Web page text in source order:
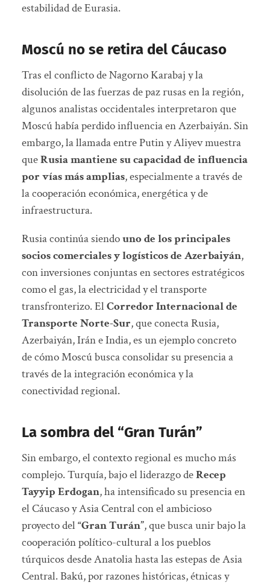
estabilidad de Eurasia.
Moscú no se retira del Cáucaso
Tras el conflicto de Nagorno Karabaj y la
disolución de las fuerzas de paz rusas en la región,
algunos analistas occidentales interpretaron que
Moscú había perdido influencia en Azerbaiyán. Sin
embargo, la llamada entre Putin y Aliyev muestra
queRusia mantiene su capacidad de influencia
por vías más amplias, especialmente a través de
la cooperación económica, energética y de
infraestructura.
Rusia continúa siendouno de los principales
socios comerciales y logísticos de Azerbaiyán,
con inversiones conjuntas en sectores estratégicos
como el gas, la electricidad y el transporte
transfronterizo. ElCorredor Internacional de
Transporte Norte-Sur, que conecta Rusia,
Azerbaiyán, Irán e India, es un ejemplo concreto
de cómo Moscú busca consolidar su presencia a
través de la integración económica y la
conectividad regional.
La sombra del “Gran Turán”
Sin embargo, el contexto regional es mucho más
complejo. Turquía, bajo el liderazgo deRecep
Tayyip Erdogan, ha intensificado su presencia en
el Cáucaso y Asia Central con el ambicioso
proyecto del“Gran Turán”, que busca unir bajo la
cooperación político-cultural a los pueblos
túrquicos desde Anatolia hasta las estepas de Asia
Central. Bakú, por razones históricas, étnicas y